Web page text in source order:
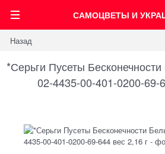
САМОЦВЕТЫ И
Назад
*Серьги Пусеты
02-4435-00-401-0200-69-